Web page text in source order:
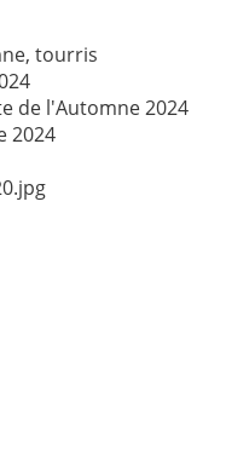
, tourris
de l'Automne 2024
2024